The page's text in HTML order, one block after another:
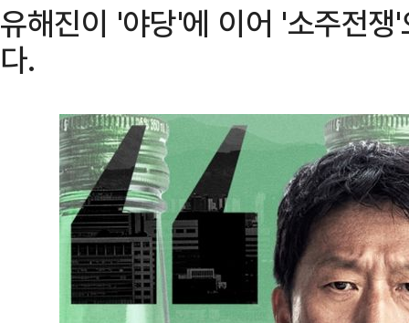
유해진이 '야당'에 이어 '소주전
다.